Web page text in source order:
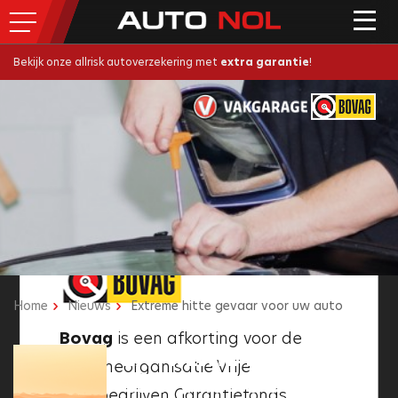
Bekijk onze allrisk autoverzekering met extra garantie!
Home Nieuws Extreme hitte gevaar voor uw auto
EXTREME HITTE
GEVAAR VOOR UW
SLUITEN
Het Vakgarage logois een
keurmerk voor professionele,
gecertificeerde autogarages in
SLUITEN
Bovag is een afkorting voor de
Brancheorganisatie Vrije